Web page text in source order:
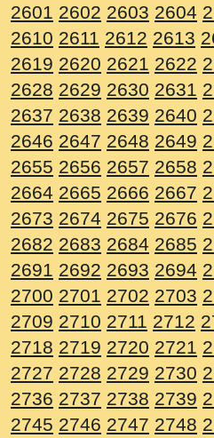
2601 2602 2603 2604
2610 2611 2612 2613
2619 2620 2621 2622
2628 2629 2630 2631
2637 2638 2639 2640
2646 2647 2648 2649
2655 2656 2657 2658
2664 2665 2666 2667
2673 2674 2675 2676
2682 2683 2684 2685
2691 2692 2693 2694
2700 2701 2702 2703
2709 2710 2711 2712
2718 2719 2720 2721
2727 2728 2729 2730
2736 2737 2738 2739
2745 2746 2747 2748